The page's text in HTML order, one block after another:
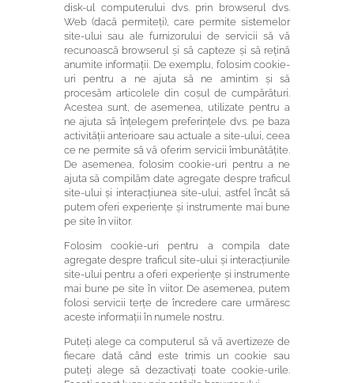
disk-ul computerului dvs. prin browserul dvs.
Web (dacă permiteți), care permite sistemelor
site-ului sau ale furnizorului de servicii să vă
recunoască browserul și să capteze și să rețină
anumite informații. De exemplu, folosim cookie-
uri pentru a ne ajuta să ne amintim și să
procesăm articolele din coșul de cumpărături.
Acestea sunt, de asemenea, utilizate pentru a
ne ajuta să înțelegem preferințele dvs. pe baza
activității anterioare sau actuale a site-ului, ceea
ce ne permite să vă oferim servicii îmbunătățite.
De asemenea, folosim cookie-uri pentru a ne
ajuta să compilăm date agregate despre traficul
site-ului și interacțiunea site-ului, astfel încât să
putem oferi experiențe și instrumente mai bune
pe site în viitor.
Folosim cookie-uri pentru a compila date
agregate despre traficul site-ului și interacțiunile
site-ului pentru a oferi experiențe și instrumente
mai bune pe site în viitor. De asemenea, putem
folosi servicii terțe de încredere care urmăresc
aceste informații în numele nostru.
Puteți alege ca computerul să vă avertizeze de
fiecare dată când este trimis un cookie sau
puteți alege să dezactivați toate cookie-urile.